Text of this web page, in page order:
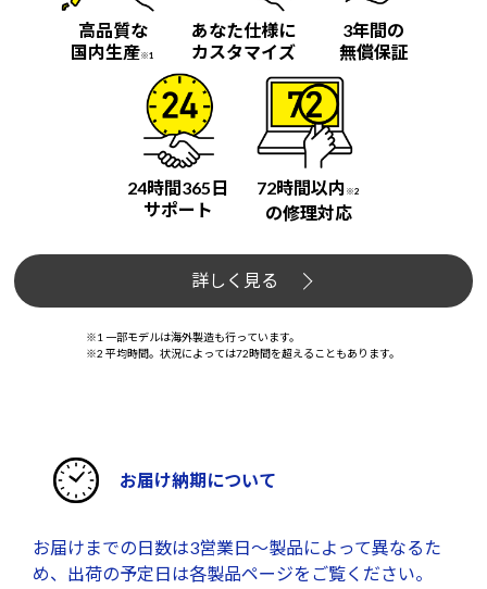
高品質な
国内生産※1
あなた仕様に
カスタマイズ
3年間の
無償保証
24時間365日
サポート
72時間以内 ※2
の修理対応
詳しく見る
※1 一部モデルは海外製造も行っています。
※2 平均時間。状況によっては72時間を超えることもあります。
お届け納期について
お届けまでの日数は3営業日～製品によって異なるた
め、出荷の予定日は各製品ページをご覧ください。